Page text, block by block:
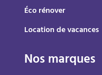
Éco rénover
Location de vacances
Nos marques